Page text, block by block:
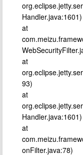
Handler.java:1601)
at
at
93)
at
Handler.java:1601)
at
onFilter.java:78)